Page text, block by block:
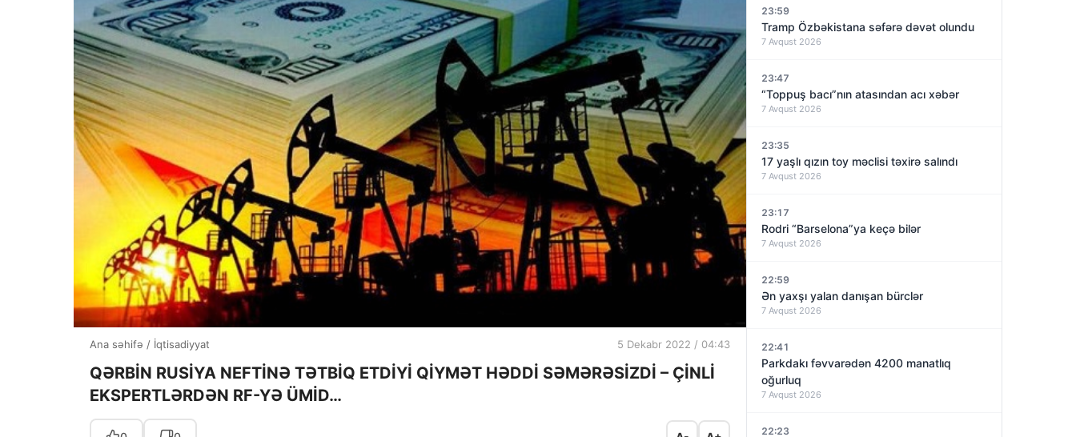
Ana səhifə / İqtisadiyyat 5 Dekabr 2022 / 04:43
QƏRBİN RUSİYA NEFTİNƏ TƏTBİQ ETDİYİ QİYMƏT HƏDDİ SƏMƏRƏSİZDİ – ÇİNLİ
EKSPERTLƏRDƏN RF-YƏ ÜMİD…
23:59
Tramp Özbəkistana səfərə dəvət olundu
7 Avqust 2026
23:47
“Toppuş bacı”nın atasından acı xəbər
7 Avqust 2026
23:35
17 yaşlı qızın toy məclisi təxirə salındı
7 Avqust 2026
23:17
Rodri “Barselona”ya keçə bilər
7 Avqust 2026
22:59
Ən yaxşı yalan danışan bürclər
7 Avqust 2026
22:41
Parkdakı fəvvarədən 4200 manatlıq
oğurluq
7 Avqust 2026
22:23